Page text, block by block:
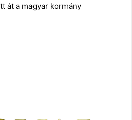
át a magyar kormány